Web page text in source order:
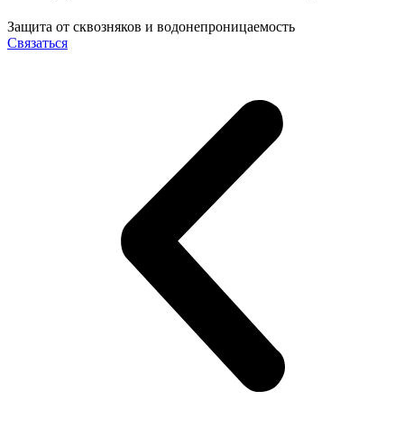
Защита от сквозняков и водонепроницаемость
Связаться